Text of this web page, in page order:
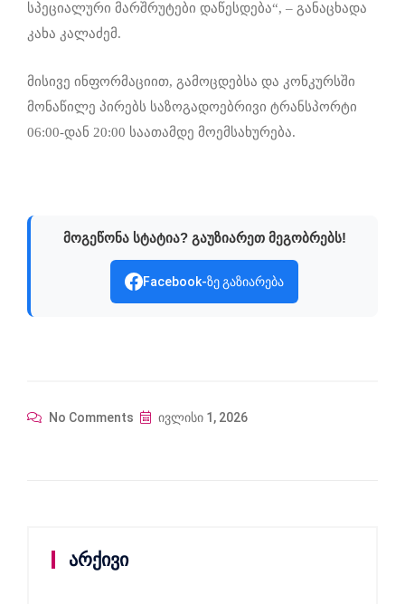
სპეციალური მარშრუტები დაწესდება“, – განაცხადა
კახა კალაძემ.
მისივე ინფორმაციით, გამოცდებსა და კონკურსში
მონაწილე პირებს საზოგადოებრივი ტრანსპორტი
06:00-დან 20:00 საათამდე მოემსახურება.
მოგეწონა სტატია? გაუზიარეთ მეგობრებს!
Facebook-ზე გაზიარება
No Comments ივლისი 1, 2026
არქივი